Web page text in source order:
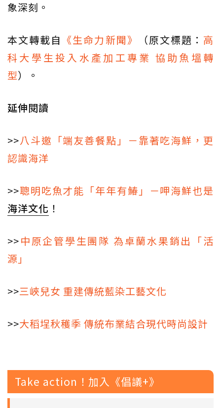
象深刻。
本文轉載自 《生命力新聞》 （原文標題： 高
科大學生投入水產加工專業 協助魚塭轉
型）。
延伸閱讀
>>八斗邀「端友善餐點」－靠著吃海鮮，更
認識海洋
>>聰明吃魚才能「年年有鰆」－呷海鮮也是
海洋文化 ！
>>中原企管學生團隊 為卓蘭水果銷出「活
源」
>>三峽兒女 重建傳統藍染工藝文化
>>大稻埕秋穫季 傳統布業結合現代時尚設計
Take action！加入《倡議+》